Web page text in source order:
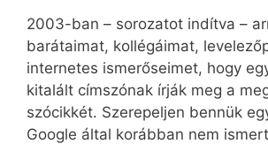
2003-ban – sorozatot indítva –
barátaimat, kollégáimat,
internetes ismerőseimet, hogy
kitalált címszónak írják meg a
szócikkét. Szerepeljen bennük
Google által korábban nem